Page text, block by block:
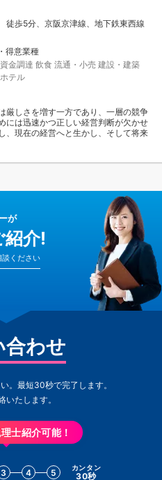
徒歩5分、京阪京津線、地下鉄東西線
得意業種
資金調達 飲食 流通・小売 建設・建築
テル
厳しさを増す一方であり、一層の競争
には迅速かつ正しい経営判断が欠かせ
現在の経営へと生かし、そして将来
が
紹介!
ください
合わせ
。最短30秒で完了します。
いたします。
士紹介可能！
3 4 5 カンタン
30秒